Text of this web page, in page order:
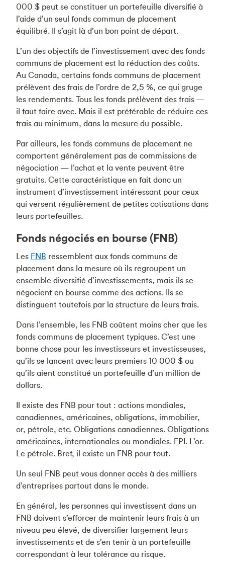
000 $ peut se constituer un portefeuille diversifié à
l’aide d’un seul fonds commun de placement
équilibré. Il s’agit là d’un bon point de départ.
L’un des objectifs de l’investissement avec des fonds
communs de placement est la réduction des coûts.
Au Canada, certains fonds communs de placement
prélèvent des frais de l’ordre de 2,5 %, ce qui gruge
les rendements. Tous les fonds prélèvent des frais —
il faut faire avec. Mais il est préférable de réduire ces
frais au minimum, dans la mesure du possible.
Par ailleurs, les fonds communs de placement ne
comportent généralement pas de commissions de
négociation — l’achat et la vente peuvent être
gratuits. Cette caractéristique en fait donc un
instrument d’investissement intéressant pour ceux
qui versent régulièrement de petites cotisations dans
leurs portefeuilles.
Fonds négociés en bourse (FNB)
Les FNB ressemblent aux fonds communs de
placement dans la mesure où ils regroupent un
ensemble diversifié d’investissements, mais ils se
négocient en bourse comme des actions. Ils se
distinguent toutefois par la structure de leurs frais.
Dans l’ensemble, les FNB coûtent moins cher que les
fonds communs de placement typiques. C’est une
bonne chose pour les investisseurs et investisseuses,
qu’ils se lancent avec leurs premiers 10 000 $ ou
qu’ils aient constitué un portefeuille d’un million de
dollars.
Il existe des FNB pour tout : actions mondiales,
canadiennes, américaines, obligations, immobilier,
or, pétrole, etc. Obligations canadiennes. Obligations
américaines, internationales ou mondiales. FPI. L’or.
Le pétrole. Bref, il existe un FNB pour tout.
Un seul FNB peut vous donner accès à des milliers
d’entreprises partout dans le monde.
En général, les personnes qui investissent dans un
FNB doivent s’efforcer de maintenir leurs frais à un
niveau peu élevé, de diversifier largement leurs
investissements et de s’en tenir à un portefeuille
correspondant à leur tolérance au risque.